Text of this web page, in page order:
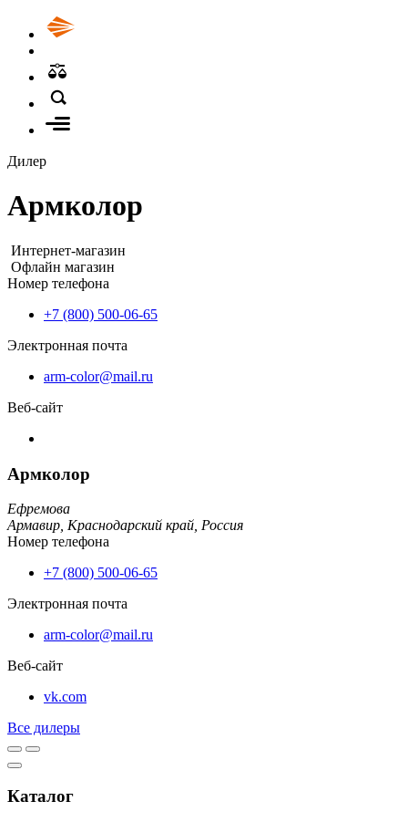
Дилер
Армколор
Интернет-магазин
Офлайн магазин
Номер телефона
+7 (800) 500-06-65
Электронная почта
arm-color@mail.ru
Веб-сайт
Армколор
Ефремова
Армавир, Краснодарский край, Россия
Номер телефона
+7 (800) 500-06-65
Электронная почта
arm-color@mail.ru
Веб-сайт
vk.com
Все дилеры
Каталог